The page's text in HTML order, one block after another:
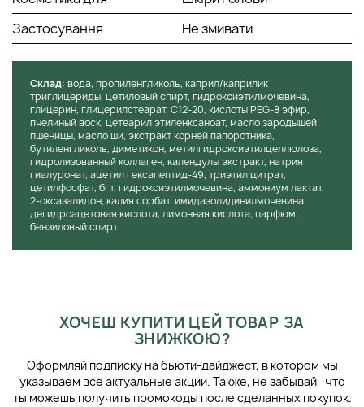
Застосування
Не змивати
Cклад: вода, пропиленгликоль, каприл/каприлик
триглицериды, цетиловый спирт, гидроксиэтилмочевина,
глицерин, глицерилстеарат, С12-20, кислоты PEG-8 эфир,
пчелиный воск, цетеарил этиленксаноат, масло зародышей
пшеницы, масло ши, экстракт корней папоротника,
бутиленгликоль, диметикон, метилгидроксиэтилцеллюлоза,
гидролизованный коллаген, календулы экстракт, натрия
гиалуронат, ацетил гексапептид-49, триэтил цитрат,
цетилфосфат, бгт, гидроксиэтилмочевина, аммониум лактат,
2-оксазалидон, калия сорбат, имидазолидинилмочевина,
дегидроацетовая кислота, лимонная кислота, парфюм,
бензиловый спирт.
ХОЧЕШ КУПИТИ ЦЕЙ ТОВАР ЗА
ЗНИЖКОЮ?
Оформляй подписку на бьюти-дайджест, в котором мы
указываем все актуальные акции. Также, не забывай, что
ты можешь получить промокоды после сделанных покупок.